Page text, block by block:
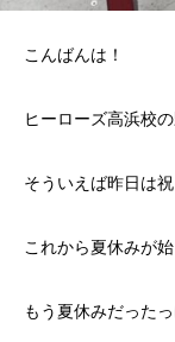
こんばんは！
ヒーローズ高浜校の
そういえば昨日は
これから夏休みが
もう夏休みだった